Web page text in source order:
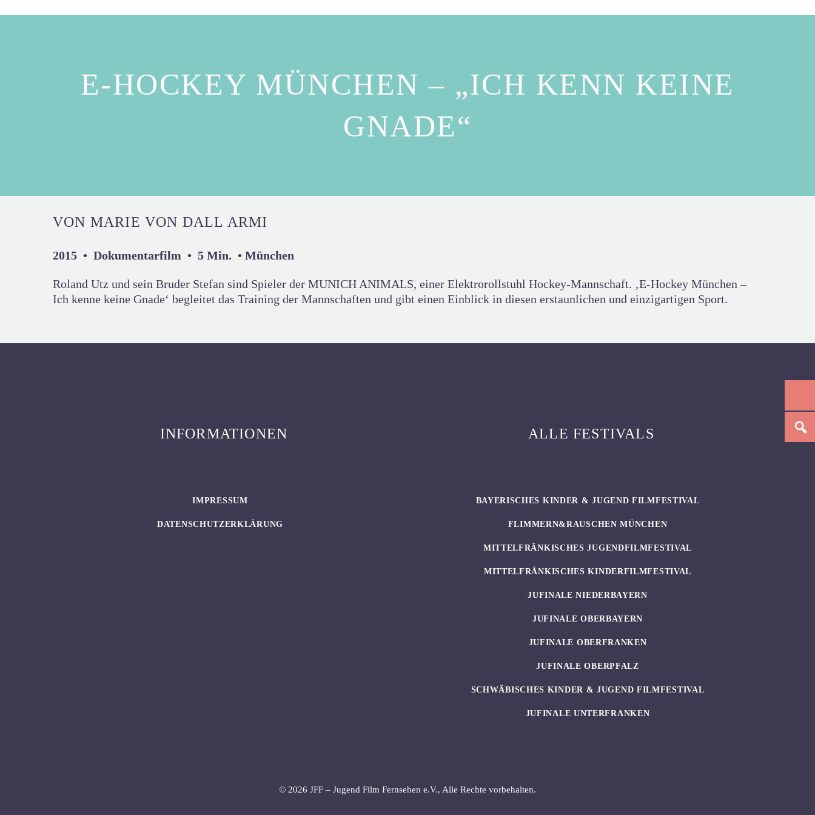
E-HOCKEY MÜNCHEN – „ICH KENN KEINE
GNADE“
VON MARIE VON DALL ARMI
2015 • Dokumentarfilm • 5 Min. • München
Roland Utz und sein Bruder Stefan sind Spieler der MUNICH ANIMALS, einer Elektrorollstuhl Hockey-Mannschaft. ‚E-Hockey München –
Ich kenne keine Gnade‘ begleitet das Training der Mannschaften und gibt einen Einblick in diesen erstaunlichen und einzigartigen Sport.
INFORMATIONEN
IMPRESSUM
DATENSCHUTZERKLÄRUNG
ALLE FESTIVALS
BAYERISCHES KINDER & JUGEND FILMFESTIVAL
FLIMMERN&RAUSCHEN MÜNCHEN
MITTELFRÄNKISCHES JUGENDFILMFESTIVAL
MITTELFRÄNKISCHES KINDERFILMFESTIVAL
JUFINALE NIEDERBAYERN
JUFINALE OBERBAYERN
JUFINALE OBERFRANKEN
JUFINALE OBERPFALZ
SCHWÄBISCHES KINDER & JUGEND FILMFESTIVAL
JUFINALE UNTERFRANKEN
© 2026 JFF – Jugend Film Fernsehen e.V., Alle Rechte vorbehalten.